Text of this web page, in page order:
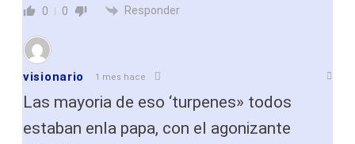
0 0 Responder
visionario 1 mes hace
Las mayoria de eso ‘turpenes» todos
estaban enla papa, con el agonizante